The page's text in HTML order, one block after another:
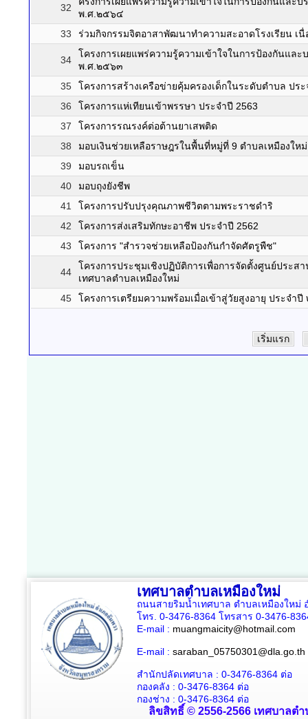
32
พ.ศ.๒๕๖๔
33
ร่วมกิจกรรมจิตอาสาพัฒนาทำความสะอาดโรงเรียน เ
34
โครงการเผยแพร่ความรู้ความเข้าใจในการป้องกันแล
พ.ศ.๒๕๖๓
35
โครงการสร้างเครือข่ายคุ้มครองเด็กในระดับตำบล ปร
36
โครงการแห่เทียนเข้าพรรษา ประจำปี 2563
37
โครงการรณรงค์ต่อต้านยาเสพติด
38
มอบเงินช่วยเหลือราษฎรในพื้นที่หมู่ที่ 9 ตำบลเหมืองใหม่
39
มอบรถเข็น
40
มอบถุงยังชีพ
41
โครงการปรับปรุงคุณภาพชีวิตตามพระราชดำริ
42
โครงการส่งเสริมทักษะอาชีพ ประจำปี 2562
43
โครงการ "สำรวจช่วยเหลือป้องกันกำจัดศัตรูพืช"
44
โครงการประชุมเชิงปฏิบัติการเพื่อการจัดตั้งศูนย์ประส
เทศบาลตำบลเหมืองใหม่
45
โครงการเตรียมความพร้อมเมื่อเข้าสู่วัยสูงอายุ ประจำ
เริ่มแรก
เทศบาลตำบลเหมืองใหม่
ถนนสายริมน้ำเทศบาล ตำบลเหมืองใหม่
โทร. 0-3476-8364 โทรสาร 0-3476-
E-mail : muangmaicity@hotmail.com
E-mail : saraban_05750301@dla.go.th
สำนักปลัดเทศบาล : 0-3476-8364 ต่อ
กองคลัง : 0-3476-8364 ต่อ
กองช่าง : 0-3476-8364 ต่อ
ลิขสิทธิ์ © 2556-2566 เทศบาลต